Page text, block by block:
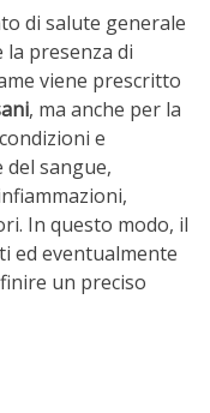
di salute generale
presenza di
viene prescritto
, ma anche per la
e
sangue,
In questo modo, il
ed eventualmente
un preciso